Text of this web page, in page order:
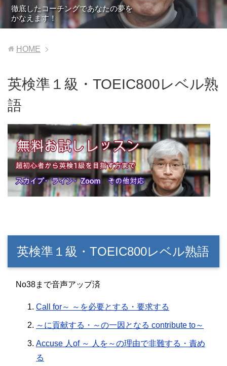
徹底したコーチングであなたの夢を
かなえます！
HOME
英検準１級・TOEIC800レベル熟
語
英検準１級・TOEIC800レベル熟語
No38まで音声アップ済
Call for～ ～を必要とする・要求する
～に貢献する・～の一因となる contribute to～
Accuse 人of ～ 人を～の理由で非難する・責め
る